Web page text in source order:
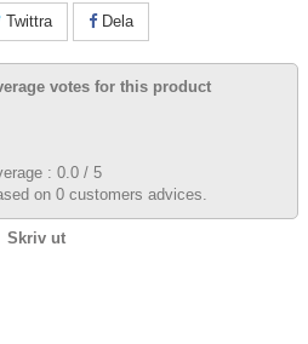
Twittra Dela
votes for this product
: 0.0 / 5
on 0 customers advices.
Skriv ut